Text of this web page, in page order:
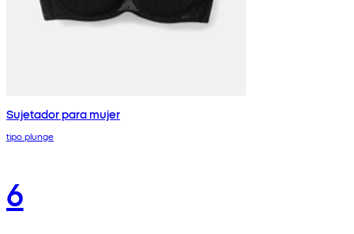
Sujetador para mujer
tipo plunge
6